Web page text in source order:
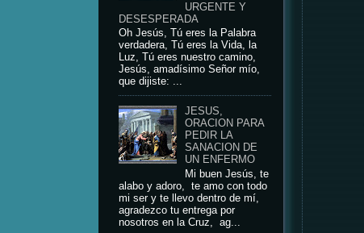
URGENTE Y
DESESPERADA
Oh Jesús, Tú eres la Palabra
verdadera, Tú eres la Vida, la
Luz, Tú eres nuestro camino,
Jesús, amadísimo Señor mío,
que dijiste: ...
JESUS,
ORACION PARA
PEDIR LA
SANACION DE
UN ENFERMO
Mi buen Jesús, te
alabo y adoro, te amo con todo
mi ser y te llevo dentro de mí,
agradezco tu entrega por
nosotros en la Cruz, ag...